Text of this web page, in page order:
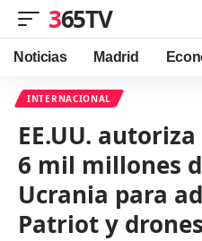
365TV
Noticias Madrid
INTERNACIONAL
EE.UU.
6 mil millones
Ucrania para
Patriot y